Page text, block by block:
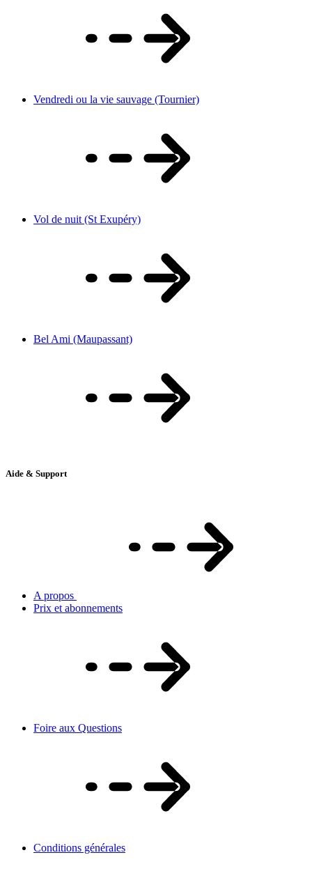
Vendredi ou la vie sauvage (Tournier)
Vol de nuit (St Exupéry)
Bel Ami (Maupassant)
Aide & Support
A propos
Prix et abonnements
Foire aux Questions
Conditions générales